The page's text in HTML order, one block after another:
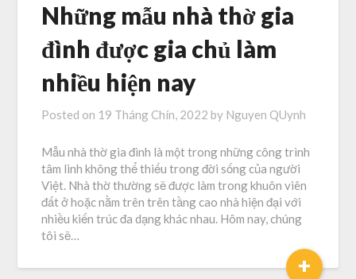
Những mẫu nhà thờ gia
đình được gia chủ làm
nhiều hiện nay
Posted on 19 Tháng Chín, 2022 by Nguyen QUynh
Mẫu nhà thờ gia đình là một trong những công trình
tâm linh không thể thiếu trong đời sống của người
Việt. Nhà thờ thường sẽ được làm trong khuôn viên
đất ở hoặc nằm trên trên tầng cao nhà hiện đại với
nhiều kiến trúc đa dạng khác nhau. Hôm nay, chúng
tôi sẽ…
+